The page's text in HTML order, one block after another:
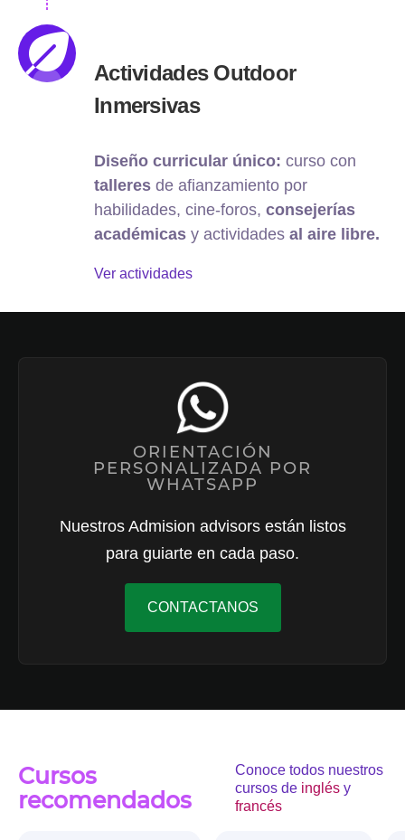
Actividades Outdoor
Inmersivas
Diseño curricular único: curso con
talleres de afianzamiento por
habilidades, cine-foros, consejerías
académicas y actividades al aire libre.
Ver actividades
ORIENTACIÓN
PERSONALIZADA POR
WHATSAPP
Nuestros Admision advisors están listos
para guiarte en cada paso.
CONTACTANOS
Cursos
recomendados
Conoce todos nuestros
cursos de inglés y
francés